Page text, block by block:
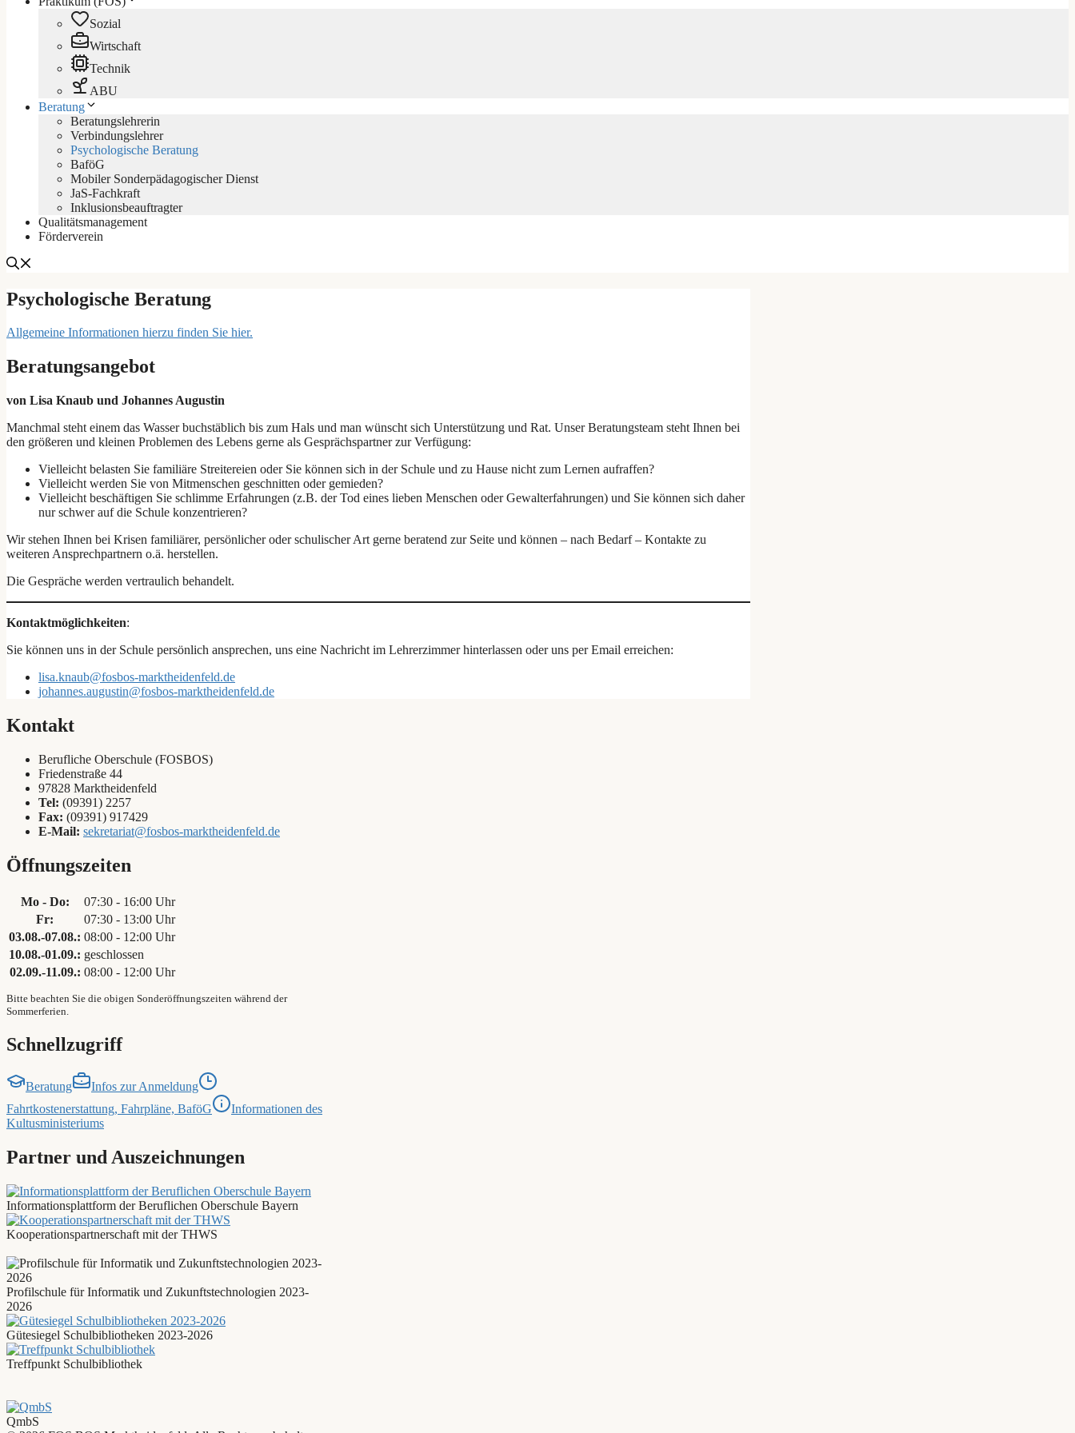
Sozial
Wirtschaft
Technik
ABU
Beratung
Beratungslehrerin
Verbindungslehrer
Psychologische Beratung
BaföG
Mobiler Sonderpädagogischer Dienst
JaS-Fachkraft
Inklusionsbeauftragter
Qualitätsmanagement
Förderverein
Psychologische Beratung
Allgemeine Informationen hierzu finden Sie hier.
Beratungsangebot
von Lisa Knaub und Johannes Augustin
Manchmal steht einem das Wasser buchstäblich bis zum Hals und man wünscht sich Unterstützung und Rat. Unser Beratungsteam steht Ihnen bei
den größeren und kleinen Problemen des Lebens gerne als Gesprächspartner zur Verfügung:
Vielleicht belasten Sie familiäre Streitereien oder Sie können sich in der Schule und zu Hause nicht zum Lernen aufraffen?
Vielleicht werden Sie von Mitmenschen geschnitten oder gemieden?
Vielleicht beschäftigen Sie schlimme Erfahrungen (z.B. der Tod eines lieben Menschen oder Gewalterfahrungen) und Sie können sich daher
nur schwer auf die Schule konzentrieren?
Wir stehen Ihnen bei Krisen familiärer, persönlicher oder schulischer Art gerne beratend zur Seite und können – nach Bedarf – Kontakte zu
weiteren Ansprechpartnern o.ä. herstellen.
Die Gespräche werden vertraulich behandelt.
Kontaktmöglichkeiten:
Sie können uns in der Schule persönlich ansprechen, uns eine Nachricht im Lehrerzimmer hinterlassen oder uns per Email erreichen:
lisa.knaub@fosbos-marktheidenfeld.de
johannes.augustin@fosbos-marktheidenfeld.de
Kontakt
Berufliche Oberschule (FOSBOS)
Friedenstraße 44
97828 Marktheidenfeld
Tel: (09391) 2257
Fax: (09391) 917429
E-Mail: sekretariat@fosbos-marktheidenfeld.de
Öffnungszeiten
Mo - Do:
07:30 - 16:00 Uhr
Fr:
07:30 - 13:00 Uhr
03.08.-07.08.: 08:00 - 12:00 Uhr
10.08.-01.09.: geschlossen
02.09.-11.09.: 08:00 - 12:00 Uhr
Bitte beachten Sie die obigen Sonderöffnungszeiten während der
Sommerferien.
Schnellzugriff
Beratung
Infos zur Anmeldung
Fahrtkostenerstattung, Fahrpläne, BaföG
Informationen des
Kultusministeriums
Partner und Auszeichnungen
Informationsplattform der Beruflichen Oberschule Bayern
Kooperationspartnerschaft mit der THWS
Profilschule für Informatik und Zukunftstechnologien 2023-
2026
Gütesiegel Schulbibliotheken 2023-2026
Treffpunkt Schulbibliothek
QmbS